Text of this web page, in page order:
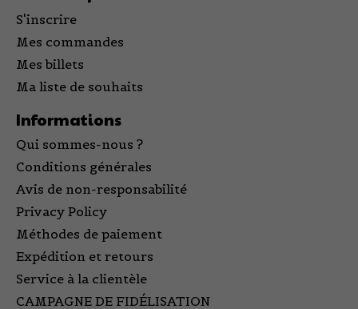
S'inscrire
Mes commandes
Mes billets
Ma liste de souhaits
Informations
Qui sommes-nous ?
Conditions générales
Avis de non-responsabilité
Privacy Policy
Méthodes de paiement
Expédition et retours
Service à la clientèle
CAMPAGNE DE FIDÉLISATION